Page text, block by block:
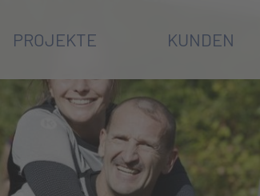
PROJEKTE KUNDEN